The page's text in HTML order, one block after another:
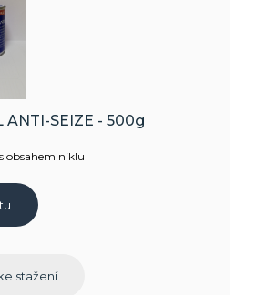
ANTI-SEIZE - 500g
obsahem niklu
stažení